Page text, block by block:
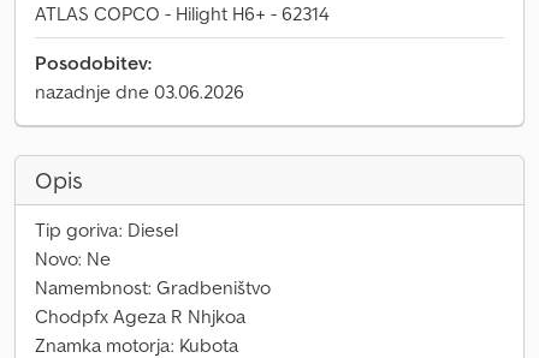
ATLAS COPCO - Hilight H6+ - 62314
Posodobitev:
nazadnje dne 03.06.2026
Opis
Tip goriva: Diesel
Novo: Ne
Namembnost: Gradbeništvo
Chodpfx Ageza R Nhjkoa
Znamka motorja: Kubota